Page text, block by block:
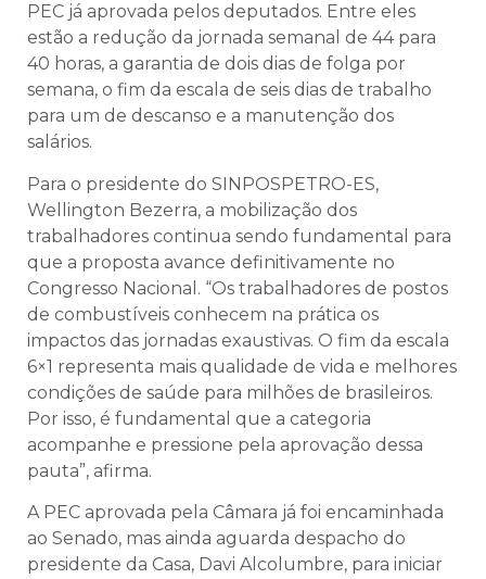
PEC já aprovada pelos deputados. Entre eles
estão a redução da jornada semanal de 44 para
40 horas, a garantia de dois dias de folga por
semana, o fim da escala de seis dias de trabalho
para um de descanso e a manutenção dos
salários.
Para o presidente do SINPOSPETRO-ES,
Wellington Bezerra, a mobilização dos
trabalhadores continua sendo fundamental para
que a proposta avance definitivamente no
Congresso Nacional. “Os trabalhadores de postos
de combustíveis conhecem na prática os
impactos das jornadas exaustivas. O fim da escala
6×1 representa mais qualidade de vida e melhores
condições de saúde para milhões de brasileiros.
Por isso, é fundamental que a categoria
acompanhe e pressione pela aprovação dessa
pauta”, afirma.
A PEC aprovada pela Câmara já foi encaminhada
ao Senado, mas ainda aguarda despacho do
presidente da Casa, Davi Alcolumbre, para iniciar